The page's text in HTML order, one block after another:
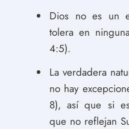
Dios no es un
tolera en
4:5).
La verdadera
no hay
8), así que si
que no reflejan